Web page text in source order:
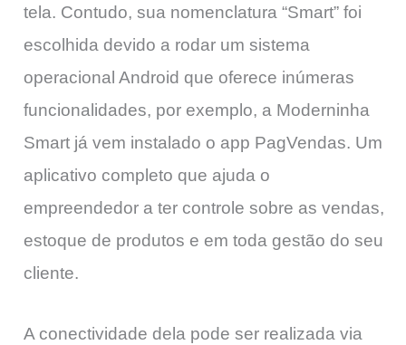
tela. Contudo, sua nomenclatura “Smart” foi
escolhida devido a rodar um sistema
operacional Android que oferece inúmeras
funcionalidades, por exemplo, a Moderninha
Smart já vem instalado o app PagVendas. Um
aplicativo completo que ajuda o
empreendedor a ter controle sobre as vendas,
estoque de produtos e em toda gestão do seu
cliente.
A conectividade dela pode ser realizada via